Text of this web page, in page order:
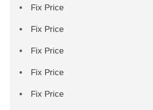
Fix Price
Fix Price
Fix Price
Fix Price
Fix Price